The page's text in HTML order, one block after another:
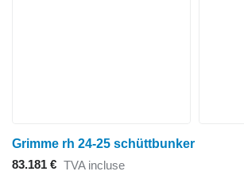
Grimme rh 24-25 schüttbunker
83.181 € TVA incluse